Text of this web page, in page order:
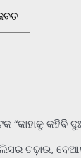
“କାହାକୁ କହିବି
ଚଢ଼ାଉ,